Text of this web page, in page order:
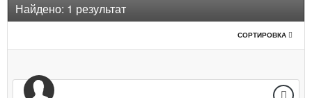
Найдено: 1 результат
СОРТИРОВКА